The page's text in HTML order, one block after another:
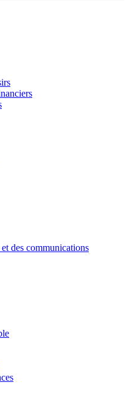
des communications